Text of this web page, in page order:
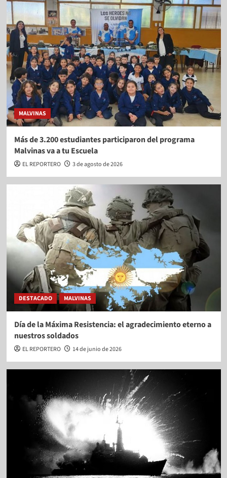
MALVINAS
Más de 3.200 estudiantes participaron del programa
Malvinas va a tu Escuela
EL REPORTERO 3 de agosto de 2026
DESTACADO MALVINAS
Día de la Máxima Resistencia: el agradecimiento eterno a
nuestros soldados
EL REPORTERO 14 de junio de 2026